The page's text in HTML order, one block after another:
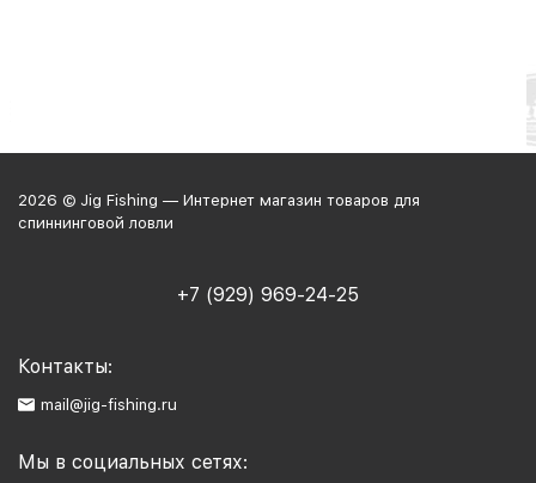
2026 © Jig Fishing — Интернет магазин товаров для
спиннинговой ловли
+7 (929) 969-24-25
Контакты:
mail@jig-fishing.ru
Мы в социальных сетях: